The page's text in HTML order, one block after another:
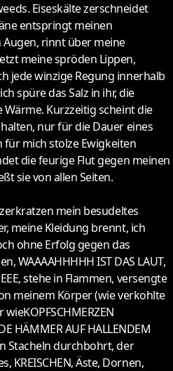
Eiseskälte zerschneidet
entspringt meinen
rinnt über meine
meine spröden Lippen,
jede winzige Regung innerhalb
spüre das Salz in ihr, die
Kurzzeitig scheint die
nur für die Dauer eines
für mich stolze Ewigkeiten
die feurige Flut gegen meinen
sie von allen Seiten.
mein besudeltes
meine Kleidung brennt, ich
ohne Erfolg gegen das
WAAAAHHHHH IST DAS LAUT,
stehe in Flammen, versengte
meinem Körper (wie verkohlte
HÄMMER AUF HALLENDEM
Stacheln durchbohrt, der
KREISCHEN, Äste, Dornen,